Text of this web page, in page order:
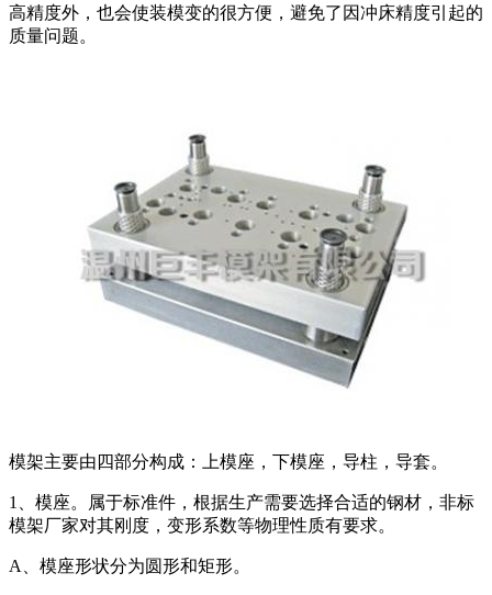
高精度外，也会使装模变的很方便，避免了因冲床精度引起的
质量问题。
模架主要由四部分构成：上模座，下模座，导柱，导套。
1、模座。属于标准件，根据生产需要选择合适的钢材，非标
模架厂家对其刚度，变形系数等物理性质有要求。
A、模座形状分为圆形和矩形。